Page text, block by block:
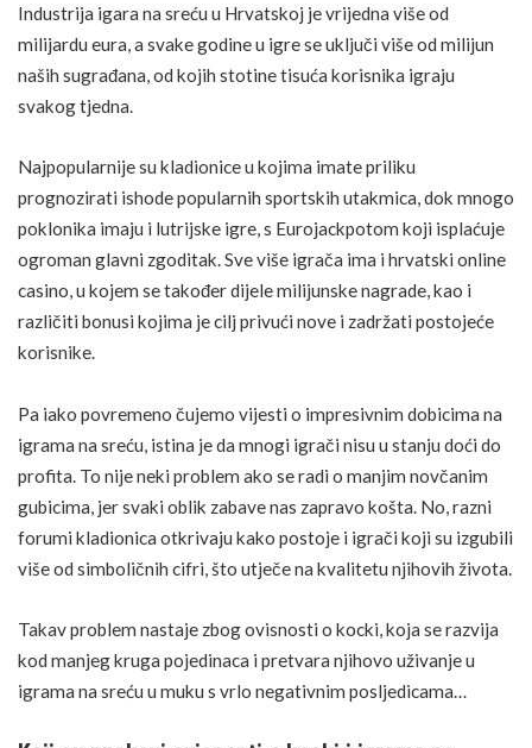
Industrija igara na sreću u Hrvatskoj je vrijedna više od
milijardu eura, a svake godine u igre se uključi više od milijun
naših sugrađana, od kojih stotine tisuća korisnika igraju
svakog tjedna.
Najpopularnije su kladionice u kojima imate priliku
prognozirati ishode popularnih sportskih utakmica, dok mnogo
poklonika imaju i lutrijske igre, s Eurojackpotom koji isplaćuje
ogroman glavni zgoditak. Sve više igrača ima i hrvatski online
casino, u kojem se također dijele milijunske nagrade, kao i
različiti bonusi kojima je cilj privući nove i zadržati postojeće
korisnike.
Pa iako povremeno čujemo vijesti o impresivnim dobicima na
igrama na sreću, istina je da mnogi igrači nisu u stanju doći do
profita. To nije neki problem ako se radi o manjim novčanim
gubicima, jer svaki oblik zabave nas zapravo košta. No, razni
forumi kladionica otkrivaju kako postoje i igrači koji su izgubili
više od simboličnih cifri, što utječe na kvalitetu njihovih života.
Takav problem nastaje zbog ovisnosti o kocki, koja se razvija
kod manjeg kruga pojedinaca i pretvara njihovo uživanje u
igrama na sreću u muku s vrlo negativnim posljedicama…